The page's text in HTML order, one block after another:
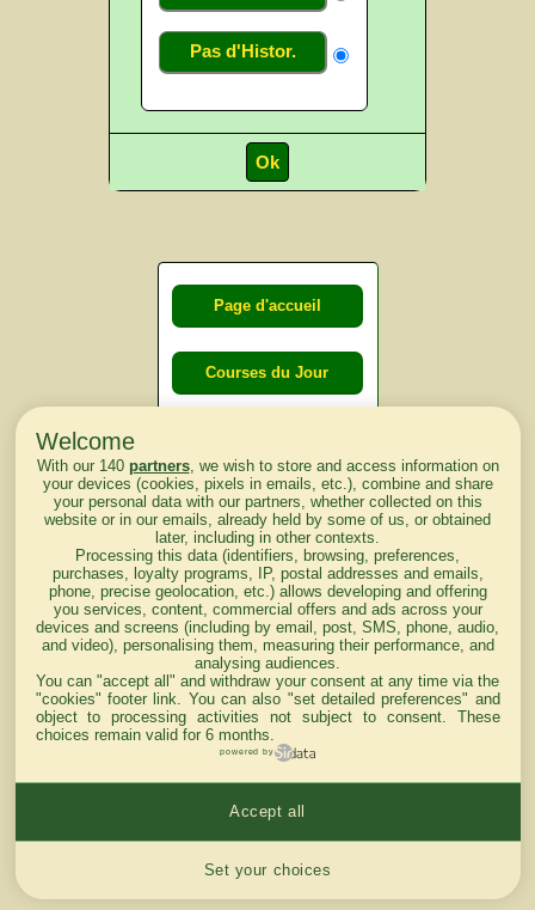
Pas d'Histor.
Page d'accueil
Courses du Jour
lendemain
Courses
d'aujourd'hui
Haut de Page
Mentions légales du site
Welcome
With our 140 partners, we wish to store and access information on
your devices (cookies, pixels in emails, etc.), combine and share
your personal data with our partners, whether collected on this
website or in our emails, already held by some of us, or obtained
later, including in other contexts.
Processing this data (identifiers, browsing, preferences,
purchases, loyalty programs, IP, postal addresses and emails,
phone, precise geolocation, etc.) allows developing and offering
you services, content, commercial offers and ads across your
devices and screens (including by email, post, SMS, phone, audio,
and video), personalising them, measuring their performance, and
analysing audiences.
You can "accept all" and withdraw your consent at any time via the
"cookies" footer link . You can also "set detailed preferences" and
object to processing activities not subject to consent. These
choices remain valid for 6 months.
powered by
Set your choices
Accept all